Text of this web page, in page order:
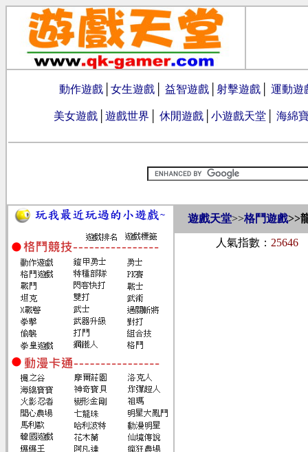
動作遊戲 女生遊戲 益智遊戲 射擊遊戲 運動遊
美女遊戲 遊戲世界 休閒遊戲 小遊戲天堂 海綿
遊戲天堂>>格鬥遊戲>>
人氣指數： 25646